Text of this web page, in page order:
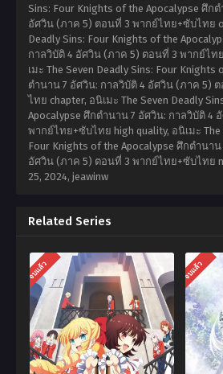
Sins: Four Knights of the Apocalypse ศึก
อัศวิน (ภาค 5) ตอนที่ 3 พากย์ไทย+ซับไทย
Deadly Sins: Four Knights of the
กาลวิบัติ 4 อัศวิน (ภาค 5) ตอนที่ 3 พากย์ไท
เมะ The Seven Deadly Sins: Four Knights
ตำนาน 7 อัศวิน: กาลวิบัติ 4 อัศวิน (ภาค 5)
ไทย chapter, อนิเมะ The Seven Deadly
Apocalypse ศึกตำนาน 7 อัศวิน: กาลวิบัติ 4
พากย์ไทย+ซับไทย high quality, อนิเมะ The
Four Knights of the Apocalypse ศึกตำนา
อัศวิน (ภาค 5) ตอนที่ 3 พากย์ไทย+ซับไทย
25, 2024, jeawinw
Related Series
จบแล้ว จบแล้ว